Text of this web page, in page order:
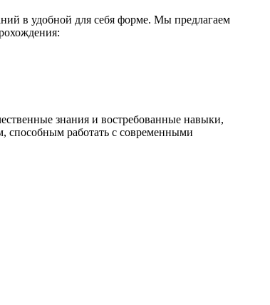
в удобной для себя форме. Мы предлагаем
знания и востребованные навыки,
способным работать с современными